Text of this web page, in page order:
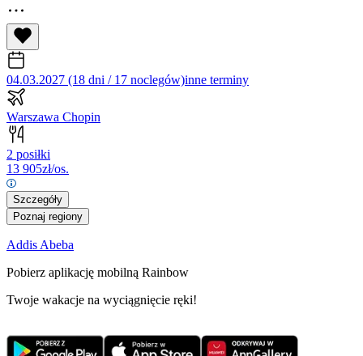
04.03.2027 (18 dni / 17 noclegów)inne terminy
Warszawa Chopin
2 posiłki
13 905zł/os.
Szczegóły
Poznaj regiony
Addis Abeba
Pobierz aplikację mobilną Rainbow
Twoje wakacje na wyciągnięcie ręki!